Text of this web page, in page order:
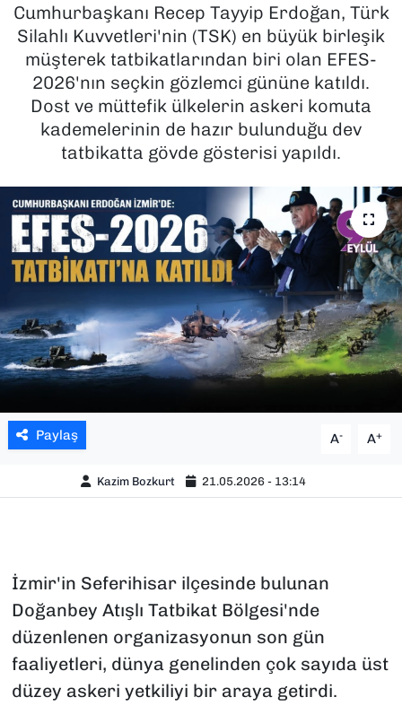
Cumhurbaşkanı Recep Tayyip Erdoğan, Türk
Silahlı Kuvvetleri'nin (TSK) en büyük birleşik
müşterek tatbikatlarından biri olan EFES-
2026'nın seçkin gözlemci gününe katıldı.
Dost ve müttefik ülkelerin askeri komuta
kademelerinin de hazır bulunduğu dev
tatbikatta gövde gösterisi yapıldı.
Paylaş A- A+
Kazim Bozkurt 21.05.2026 - 13:14
İzmir'in Seferihisar ilçesinde bulunan
Doğanbey Atışlı Tatbikat Bölgesi'nde
düzenlenen organizasyonun son gün
faaliyetleri, dünya genelinden çok sayıda üst
düzey askeri yetkiliyi bir araya getirdi.
MAGAZİN
POLİTİKA
SAĞLIK
SPOR
TEKNOLOJİ
YAŞAM
YEREL YÖNETİMLER
Haber Arşivi